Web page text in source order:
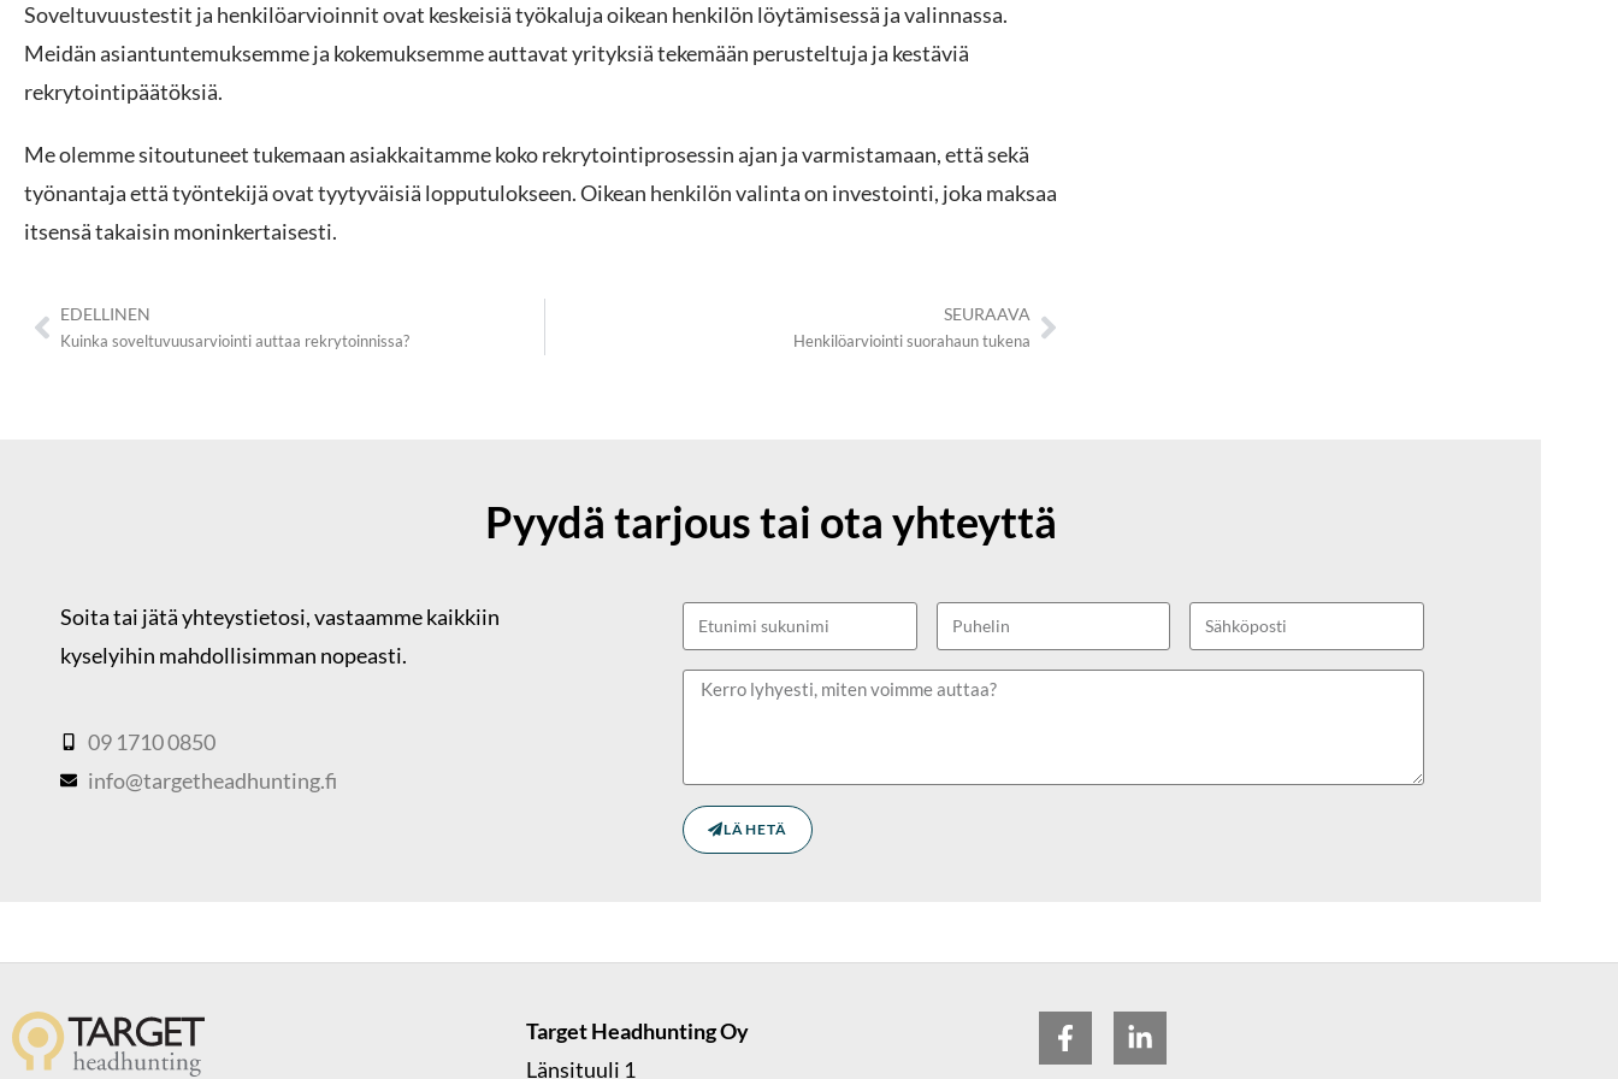
i
Soveltuvuustestit ja henkilöarvioinnit ovat keskeisiä työkaluja oikean henkilön löytämisessä ja valinnassa.
Meidän asiantuntemuksemme ja kokemuksemme auttavat yrityksiä tekemään perusteltuja ja kestäviä
rekrytointipäätöksiä.
Me olemme sitoutuneet tukemaan asiakkaitamme koko rekrytointiprosessin ajan ja varmistamaan, että sekä
työnantaja että työntekijä ovat tyytyväisiä lopputulokseen. Oikean henkilön valinta on investointi, joka maksaa
itsensä takaisin moninkertaisesti.
EDELLINEN
Kuinka soveltuvuusarviointi auttaa rekrytoinnissa?
SEURAAVA
Henkilöarviointi suorahaun tukena
Pyydä tarjous tai ota yhteyttä
Soita tai jätä yhteystietosi,vastaamme kaikkiin
kyselyihin mahdollisimman nopeasti.
09 1710 0850
info@targetheadhunting.fi
LÄHETÄ
Target Headhunting Oy
Länsituuli 1